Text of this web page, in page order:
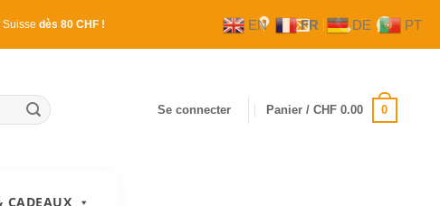
dès 80 CHF !
Se connecter Panier / CHF0.00 0
CADEAUX
EN FR DE PT